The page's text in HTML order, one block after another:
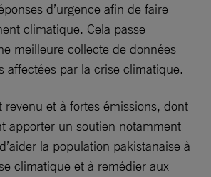
d’urgence afin de faire
climatique. Cela passe
meilleure collecte de données
affectées par la crise climatique.
revenu et à fortes émissions, dont
apporter un soutien notamment
la population pakistanaise à
climatique et à remédier aux